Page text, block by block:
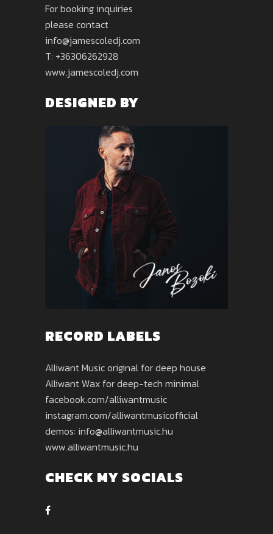
For booking inquiries
please contact
info@jamescoledj.com
T: +36306262928
www.jamescoledj.com
DESIGNED BY
RECORD LABELS
Alliwant Music original for deep house
Alliwant Wax for deep-tech minimal
facebook.com/alliwantmusic
instagram.com/alliwantmusicofficial
demos: info@alliwantmusic.hu
www.alliwantmusic.hu
CHECK MY SOCIALS